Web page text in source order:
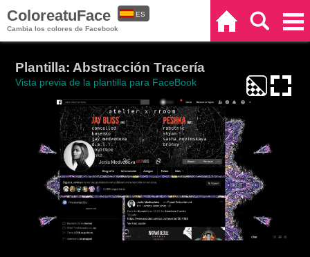
ColoreatuFace
Cambia los colores de Facebook
ES
Plantilla: Abstracción Tracería
Vista previa de la plantilla para FaceBook